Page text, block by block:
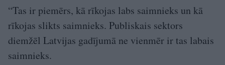
“Tas ir piemērs, kā rīkojas labs saimnieks un kā
rīkojas slikts saimnieks. Publiskais sektors
diemžēl Latvijas gadījumā ne vienmēr ir tas labais
saimnieks.